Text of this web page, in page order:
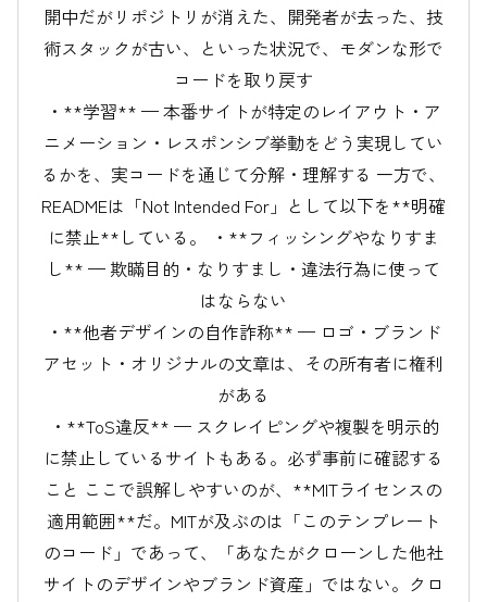
開中だがリポジトリが消えた、開発者が去った、技
術スタックが古い、といった状況で、モダンな形で
コードを取り戻す
・**学習** — 本番サイトが特定のレイアウト・ア
ニメーション・レスポンシブ挙動をどう実現してい
るかを、実コードを通じて分解・理解する 一方で、
READMEは「Not Intended For」として以下を**明確
に禁止**している。 ・**フィッシングやなりすま
し** — 欺瞞目的・なりすまし・違法行為に使って
はならない
・**他者デザインの自作詐称** — ロゴ・ブランド
アセット・オリジナルの文章は、その所有者に権利
がある
・**ToS違反** — スクレイピングや複製を明示的
に禁止しているサイトもある。必ず事前に確認する
こと ここで誤解しやすいのが、**MITライセンスの
適用範囲**だ。MITが及ぶのは「このテンプレート
のコード」であって、「あなたがクローンした他社
サイトのデザインやブランド資産」ではない。クロ